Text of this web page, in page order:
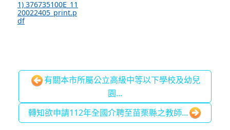
20022405_print.p
df
有關本市所屬公立高級中等以下學校及幼兒
園...
轉知欲申請112年全國介聘至苗栗縣之教師...